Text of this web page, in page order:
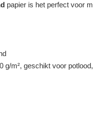
papier is het perfect voor
g/m², geschikt voor